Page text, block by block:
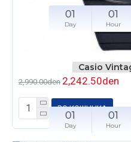
01
Day
01
Hour
Casio
2,990.00den 2,242.50den
ВО КОШНЧКА
01
Day
01
Hour